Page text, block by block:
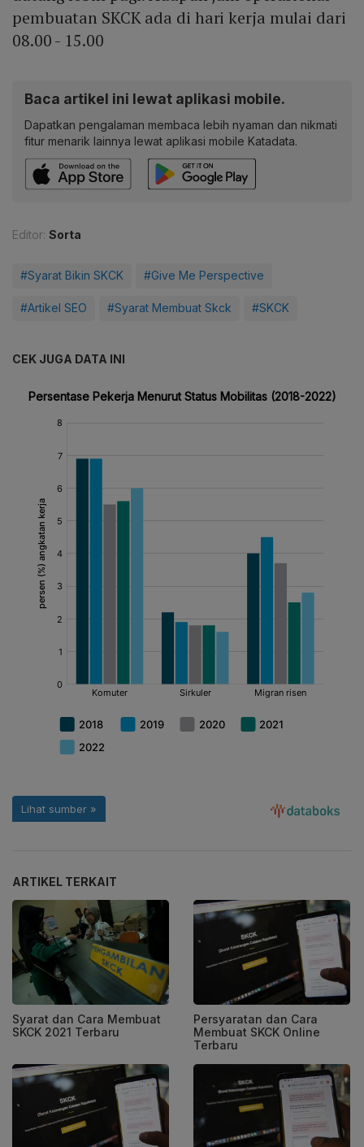
pembuatan SKCK ada di hari kerja mulai dari
08.00 - 15.00
Baca artikel ini lewat aplikasi mobile.
Dapatkan pengalaman membaca lebih nyaman dan nikmati
fitur menarik lainnya lewat aplikasi mobile Katadata.
Editor: Sorta
#Syarat Bikin SKCK #Give Me Perspective
#Artikel SEO #Syarat Membuat Skck #SKCK
CEK JUGA DATA INI
ARTIKEL TERKAIT
Syarat dan Cara Membuat
SKCK 2021 Terbaru
Persyaratan dan Cara
Membuat SKCK Online
Terbaru